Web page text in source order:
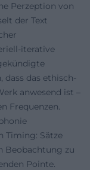
Perzeption von
der Text
iterative
dass das ethisch-
anwesend ist –
Frequenzen.
Timing: Sätze
Beobachtung zu
Pointe.